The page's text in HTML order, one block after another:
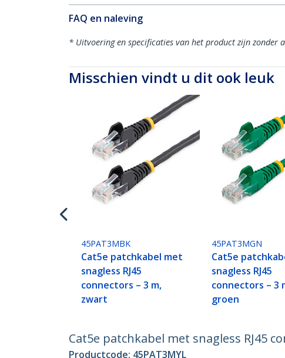
FAQ en naleving
* Uitvoering en specificaties van het product zijn zonder
Misschien vindt u dit ook leuk
45PAT3MBK
Cat5e patchkabel met
snagless RJ45
connectors – 3 m,
zwart
45PAT3MGN
Cat5e
snagless RJ45
connectors – 3
groen
Cat5e patchkabel met snagless RJ45
Productcode: 45PAT3MYL